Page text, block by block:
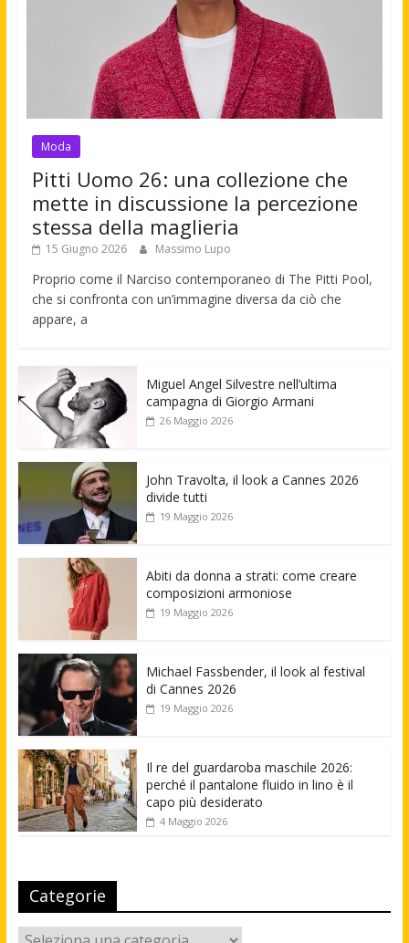
Moda
Pitti Uomo 26: una collezione che
mette in discussione la percezione
stessa della maglieria
15 Giugno 2026 Massimo Lupo
Proprio come il Narciso contemporaneo di The Pitti Pool,
che si confronta con un’immagine diversa da ciò che
appare, a
Miguel Angel Silvestre nell’ultima
campagna di Giorgio Armani
26 Maggio 2026
John Travolta, il look a Cannes 2026
divide tutti
19 Maggio 2026
Abiti da donna a strati: come creare
composizioni armoniose
19 Maggio 2026
Michael Fassbender, il look al festival
di Cannes 2026
19 Maggio 2026
Il re del guardaroba maschile 2026:
perché il pantalone fluido in lino è il
capo più desiderato
4 Maggio 2026
Categorie
Categorie